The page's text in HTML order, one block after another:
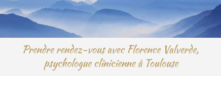
Prendre rendez-vous avec Florence Valverde,
psychologue clinicienne à Toulouse